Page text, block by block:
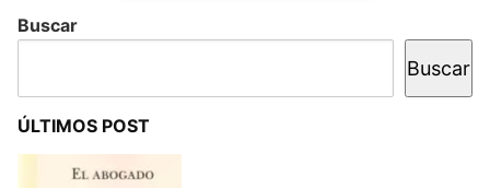
Buscar
Buscar
ÚLTIMOS POST